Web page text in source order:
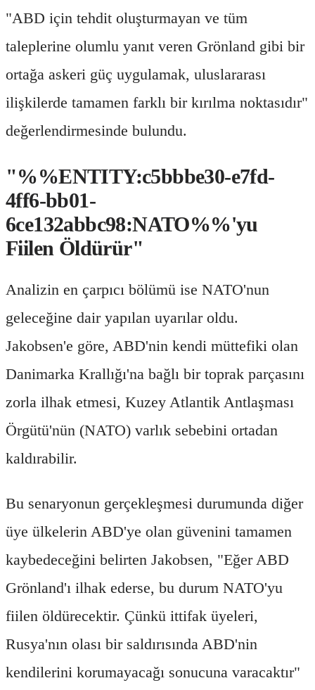
"ABD için tehdit oluşturmayan ve tüm
taleplerine olumlu yanıt veren Grönland gibi bir
ortağa askeri güç uygulamak, uluslararası
ilişkilerde tamamen farklı bir kırılma noktasıdır"
değerlendirmesinde bulundu.
"%%ENTITY:c5bbbe30-e7fd-
4ff6-bb01-
6ce132abbc98:NATO%%'yu
Fiilen Öldürür"
Analizin en çarpıcı bölümü ise NATO'nun
geleceğine dair yapılan uyarılar oldu.
Jakobsen'e göre, ABD'nin kendi müttefiki olan
Danimarka Krallığı'na bağlı bir toprak parçasını
zorla ilhak etmesi, Kuzey Atlantik Antlaşması
Örgütü'nün (NATO) varlık sebebini ortadan
kaldırabilir.
Bu senaryonun gerçekleşmesi durumunda diğer
üye ülkelerin ABD'ye olan güvenini tamamen
kaybedeceğini belirten Jakobsen, "Eğer ABD
Grönland'ı ilhak ederse, bu durum NATO'yu
fiilen öldürecektir. Çünkü ittifak üyeleri,
Rusya'nın olası bir saldırısında ABD'nin
kendilerini korumayacağı sonucuna varacaktır"